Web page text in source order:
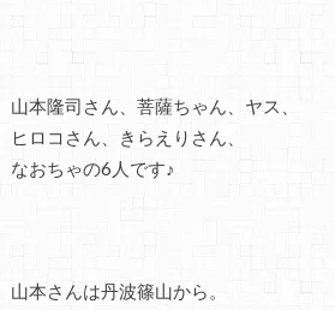
山本隆司さん、菩薩ちゃん、ヤス、
ヒロコさん、きらえりさん、
なおちゃの6人です♪
山本さんは丹波篠山から。